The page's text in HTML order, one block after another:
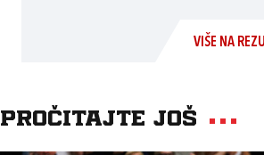
VIŠE NA
Pročitajte još